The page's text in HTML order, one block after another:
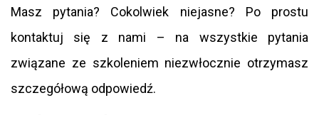
Masz pytania? Cokolwiek niejasne? Po prostu
kontaktuj się z nami – na wszystkie pytania
związane ze szkoleniem niezwłocznie otrzymasz
szczegółową odpowiedź.